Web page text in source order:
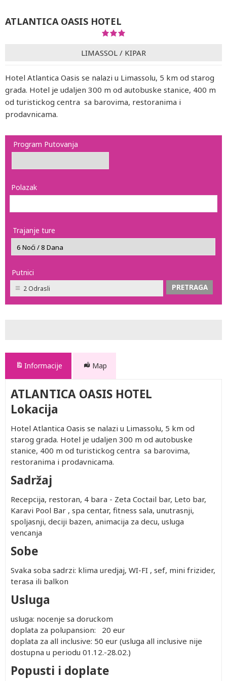
ATLANTICA OASIS HOTEL
LIMASSOL / KIPAR
Hotel Atlantica Oasis se nalazi u Limassolu, 5 km od starog
grada. Hotel je udaljen 300 m od autobuske stanice, 400 m
od turistickog centra sa barovima, restoranima i
prodavnicama.
Program Putovanja
Polazak
Trajanje ture
Putnici
2 Odrasli
Informacije Map
ATLANTICA OASIS HOTEL
Lokacija
Hotel Atlantica Oasis se nalazi u Limassolu, 5 km od
starog grada. Hotel je udaljen 300 m od autobuske
stanice, 400 m od turistickog centra sa barovima,
restoranima i prodavnicama.
Sadržaj
Recepcija, restoran, 4 bara - Zeta Coctail bar, Leto bar,
Karavi Pool Bar , spa centar, fitness sala, unutrasnji,
spoljasnji, deciji bazen, animacija za decu, usluga
vencanja
Sobe
Svaka soba sadrzi: klima uredjaj, WI-FI , sef, mini frizider,
terasa ili balkon
Usluga
usluga: nocenje sa doruckom
doplata za polupansion: 20 eur
doplata za all inclusive: 50 eur (usluga all inclusive nije
dostupna u periodu 01.12.-28.02.)
Popusti i doplate